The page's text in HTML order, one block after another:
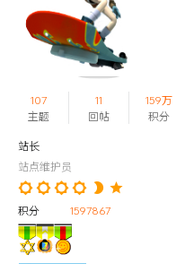
107
主题
11
回帖
159万
积分
站长
站点维护员
积分 1597867